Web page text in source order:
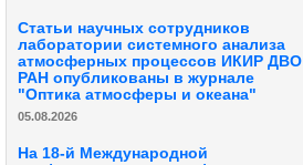
Статьи научных сотрудников
лаборатории системного анализа
атмосферных процессов ИКИР ДВО
РАН опубликованы в журнале
"Оптика атмосферы и океана"
05.08.2026
На 18-й Международной